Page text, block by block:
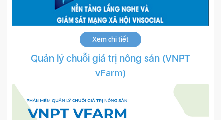
Xem chi tiết
Quản lý chuỗi giá trị nông sản (VNPT
vFarm)